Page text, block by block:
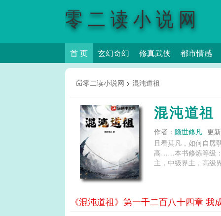
零二读小说网
首 页 玄幻奇幻 修真武侠 都市情感
零二读小说网 > 混沌道祖
混沌道祖
作者： 隐世修凡 更
且看莫凡，如何自
高……本书修炼等级
主，中级界主，高级
《混沌道祖》第一千二百八十四章 我